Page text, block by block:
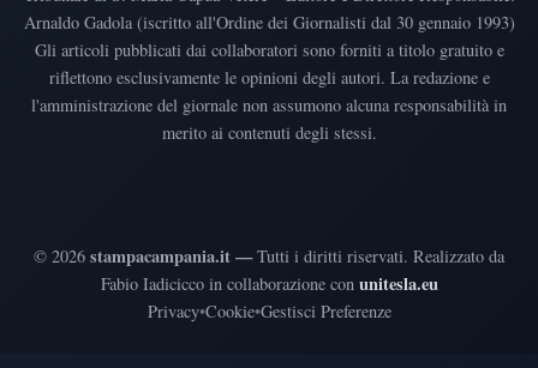
Arnaldo Gadola (iscritto all'Ordine dei Giornalisti dal 30 gennaio 1993)
Gli articoli pubblicati dai collaboratori sono forniti a titolo gratuito e
riflettono esclusivamente le opinioni degli autori. La redazione e
l'amministrazione del giornale non assumono alcuna responsabilità in
merito ai contenuti degli stessi.
© 2026 stampacampania.it —Tutti i diritti riservati. Realizzato da
Fabio Iadicicco in collaborazione con unitesla.eu
Privacy•Cookie•Gestisci Preferenze